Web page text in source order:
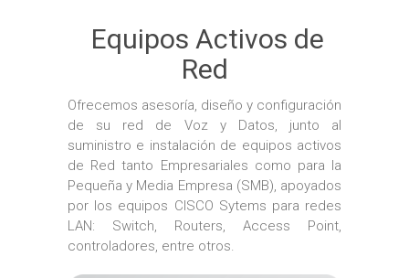
Equipos Activos de
Red
Ofrecemos asesoría, diseño y configuración
de su red de Voz y Datos, junto al
suministro e instalación de equipos activos
de Red tanto Empresariales como para la
Pequeña y Media Empresa (SMB), apoyados
por los equipos CISCO Sytems para redes
LAN: Switch, Routers, Access Point,
controladores, entre otros.